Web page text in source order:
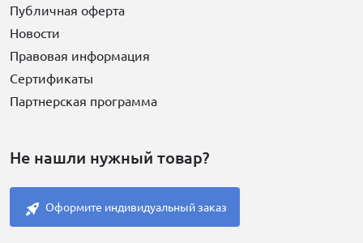
Публичная оферта
Новости
Правовая информация
Сертификаты
Партнерская программа
Не нашли нужный товар?
Оформите индивидуальный заказ